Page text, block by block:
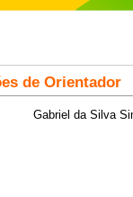
de Orientador
Gabriel da Silva